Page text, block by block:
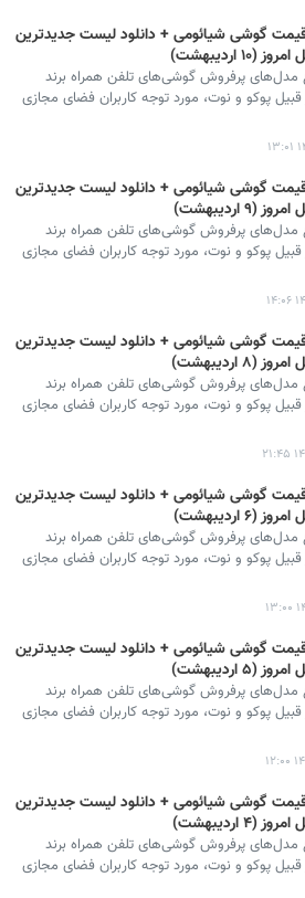
گوشی‌ شیائومی + دانلود لیست جدیدترین
(۱۰ اردیبهشت)
مدل‌های پرفروش گوشی‌های تلفن همراه برند
قبیل پوکو و نوت، مورد توجه کاربران فضای مجازی
گوشی‌ شیائومی + دانلود لیست جدیدترین
(۹ اردیبهشت)
مدل‌های پرفروش گوشی‌های تلفن همراه برند
قبیل پوکو و نوت، مورد توجه کاربران فضای مجازی
گوشی‌ شیائومی + دانلود لیست جدیدترین
(۸ اردیبهشت)
مدل‌های پرفروش گوشی‌های تلفن همراه برند
قبیل پوکو و نوت، مورد توجه کاربران فضای مجازی
گوشی‌ شیائومی + دانلود لیست جدیدترین
(۶ اردیبهشت)
مدل‌های پرفروش گوشی‌های تلفن همراه برند
قبیل پوکو و نوت، مورد توجه کاربران فضای مجازی
گوشی‌ شیائومی + دانلود لیست جدیدترین
(۵ اردیبهشت)
مدل‌های پرفروش گوشی‌های تلفن همراه برند
قبیل پوکو و نوت، مورد توجه کاربران فضای مجازی
گوشی‌ شیائومی + دانلود لیست جدیدترین
(۴ اردیبهشت)
مدل‌های پرفروش گوشی‌های تلفن همراه برند
قبیل پوکو و نوت، مورد توجه کاربران فضای مجازی